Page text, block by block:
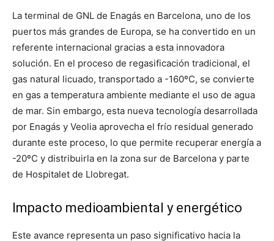
La terminal de GNL de Enagás en Barcelona, uno de los
puertos más grandes de Europa, se ha convertido en un
referente internacional gracias a esta innovadora
solución. En el proceso de regasificación tradicional, el
gas natural licuado, transportado a -160ºC, se convierte
en gas a temperatura ambiente mediante el uso de agua
de mar. Sin embargo, esta nueva tecnología desarrollada
por Enagás y Veolia aprovecha el frío residual generado
durante este proceso, lo que permite recuperar energía a
-20ºC y distribuirla en la zona sur de Barcelona y parte
de Hospitalet de Llobregat.
Impacto medioambiental y energético
Este avance representa un paso significativo hacia la